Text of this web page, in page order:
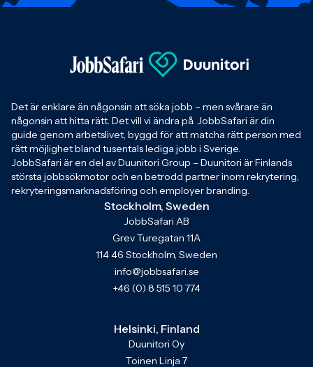
Det är enklare än någonsin att söka jobb – men svårare än
någonsin att hitta rätt. Det vill vi ändra på. JobbSafari är din
guide genom arbetslivet, byggd för att matcha rätt person med
rätt möjlighet bland tusentals lediga jobb i Sverige.
JobbSafari är en del av Duunitori Group – Duunitori är Finlands
största jobbsökmotor och en betrodd partner inom rekrytering,
rekryteringsmarknadsföring och employer branding.
Stockholm, Sweden
JobbSafari AB
Grev Turegatan 11A
114 46 Stockholm, Sweden
info@jobbsafari.se
+46 (0) 8 515 10 774
Helsinki, Finland
Duunitori Oy
Toinen Linja 7